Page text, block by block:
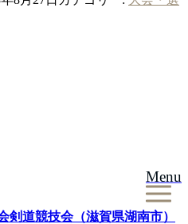
Menu
剣道競技会（滋賀県湖南市）